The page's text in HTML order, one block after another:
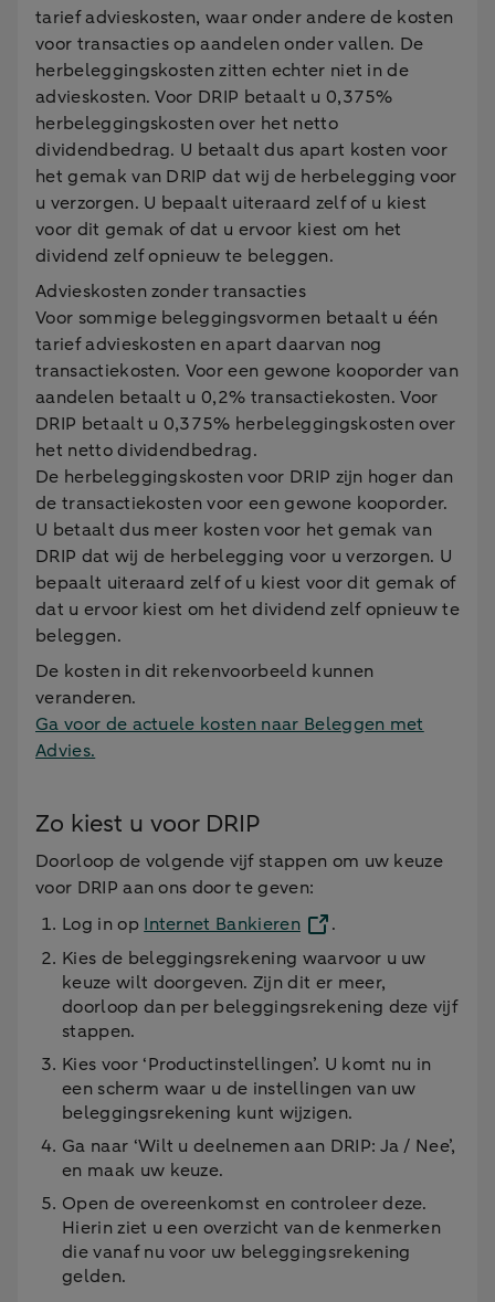
tarief advieskosten, waar onder andere de kosten
voor transacties op aandelen onder vallen. De
herbeleggingskosten zitten echter niet in de
advieskosten. Voor DRIP betaalt u 0,375%
herbeleggingskosten over het netto
dividendbedrag. U betaalt dus apart kosten voor
het gemak van DRIP dat wij de herbelegging voor
u verzorgen. U bepaalt uiteraard zelf of u kiest
voor dit gemak of dat u ervoor kiest om het
dividend zelf opnieuw te beleggen.
Advieskosten zonder transacties
Voor sommige beleggingsvormen betaalt u één
tarief advieskosten en apart daarvan nog
transactiekosten. Voor een gewone kooporder van
aandelen betaalt u 0,2% transactiekosten. Voor
DRIP betaalt u 0,375% herbeleggingskosten over
het netto dividendbedrag.
De herbeleggingskosten voor DRIP zijn hoger dan
de transactiekosten voor een gewone kooporder.
U betaalt dus meer kosten voor het gemak van
DRIP dat wij de herbelegging voor u verzorgen. U
bepaalt uiteraard zelf of u kiest voor dit gemak of
dat u ervoor kiest om het dividend zelf opnieuw te
beleggen.
De kosten in dit rekenvoorbeeld kunnen
veranderen.
Ga voor de actuele kosten naar Beleggen met
Advies.
Zo kiest u voor DRIP
Doorloop de volgende vijf stappen om uw keuze
voor DRIP aan ons door te geven:
Log in op Internet Bankieren
.
Kies de beleggingsrekening waarvoor u uw
keuze wilt doorgeven. Zijn dit er meer,
doorloop dan per beleggingsrekening deze vijf
stappen.
Kies voor ‘Productinstellingen’. U komt nu in
een scherm waar u de instellingen van uw
beleggingsrekening kunt wijzigen.
Ga naar ‘Wilt u deelnemen aan DRIP: Ja / Nee’,
en maak uw keuze.
Open de overeenkomst en controleer deze.
Hierin ziet u een overzicht van de kenmerken
die vanaf nu voor uw beleggingsrekening
gelden.